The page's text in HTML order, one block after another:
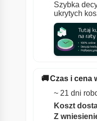
Szybka
ukrytych
🚚Czas i cena
~ 21 dni
Koszt
Z